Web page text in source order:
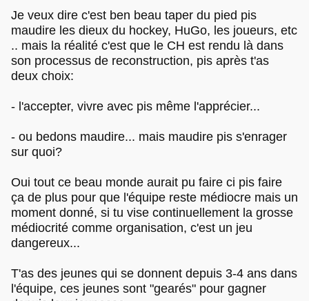
Je veux dire c'est ben beau taper du pied pis
maudire les dieux du hockey, HuGo, les joueurs, etc
.. mais la réalité c'est que le CH est rendu là dans
son processus de reconstruction, pis après t'as
deux choix:
- l'accepter, vivre avec pis même l'apprécier...
- ou bedons maudire... mais maudire pis s'enrager
sur quoi?
Oui tout ce beau monde aurait pu faire ci pis faire
ça de plus pour que l'équipe reste médiocre mais un
moment donné, si tu vise continuellement la grosse
médiocrité comme organisation, c'est un jeu
dangereux...
T'as des jeunes qui se donnent depuis 3-4 ans dans
l'équipe, ces jeunes sont "gearés" pour gagner